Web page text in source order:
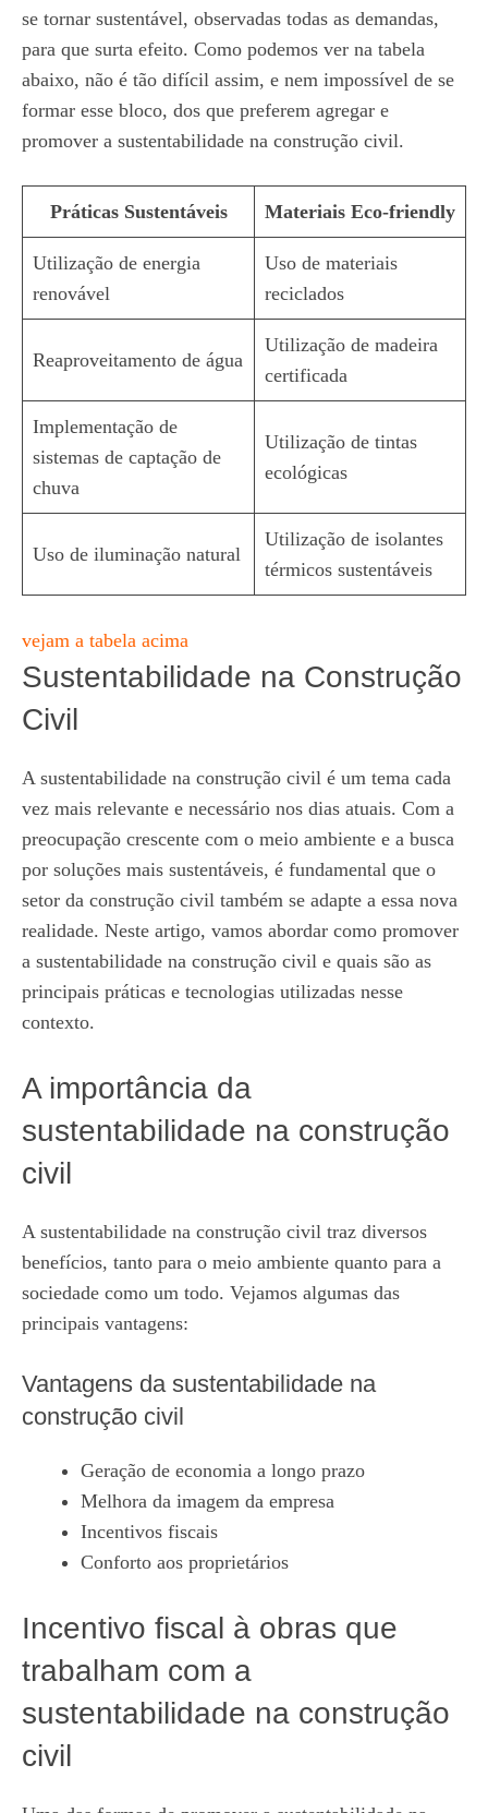
se tornar sustentável, observadas todas as demandas,
para que surta efeito. Como podemos ver na tabela
abaixo, não é tão difícil assim, e nem impossível de se
formar esse bloco, dos que preferem agregar e
promover a sustentabilidade na construção civil.
Práticas Sustentáveis Materiais Eco-friendly
Utilização de energia
renovável
Uso de materiais
reciclados
Reaproveitamento de água
Utilização de madeira
certificada
Implementação de
sistemas de captação de
chuva
Utilização de tintas
ecológicas
Uso de iluminação natural
Utilização de isolantes
térmicos sustentáveis
vejam a tabela acima
Sustentabilidade na Construção
Civil
A sustentabilidade na construção civil é um tema cada
vez mais relevante e necessário nos dias atuais. Com a
preocupação crescente com o meio ambiente e a busca
por soluções mais sustentáveis, é fundamental que o
setor da construção civil também se adapte a essa nova
realidade. Neste artigo, vamos abordar como promover
a sustentabilidade na construção civil e quais são as
principais práticas e tecnologias utilizadas nesse
contexto.
A importância da
sustentabilidade na construção
civil
A sustentabilidade na construção civil traz diversos
benefícios, tanto para o meio ambiente quanto para a
sociedade como um todo. Vejamos algumas das
principais vantagens:
Vantagens da sustentabilidade na
construção civil
Geração de economia a longo prazo
Melhora da imagem da empresa
Incentivos fiscais
Conforto aos proprietários
Incentivo fiscal à obras que
trabalham com a
sustentabilidade na construção
civil